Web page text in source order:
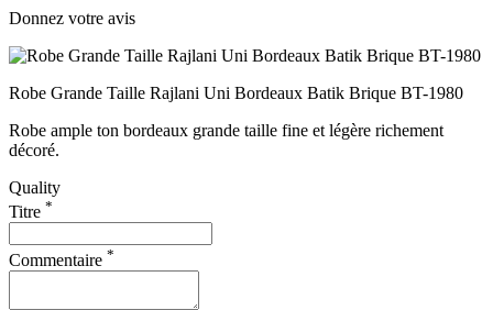
Donnez votre avis
Robe Grande Taille Rajlani Uni Bordeaux Batik Brique BT-1980
Robe ample ton bordeaux grande taille fine et légère richement
décoré.
Quality
Titre *
Commentaire *